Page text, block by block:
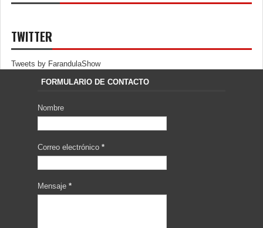
TWITTER
Tweets by FarandulaShow
FORMULARIO DE CONTACTO
Nombre
Correo electrónico *
Mensaje *